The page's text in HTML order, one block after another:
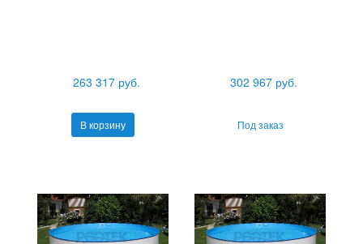
263 317 руб.
В корзину
302 967 руб.
Под заказ